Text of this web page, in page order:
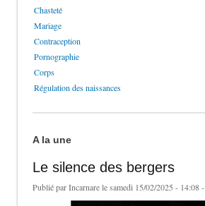
Chasteté
Mariage
Contraception
Pornographie
Corps
Régulation des naissances
A la une
Le silence des bergers
Publié parIncarnarele samedi 15/02/2025 - 14:08 -